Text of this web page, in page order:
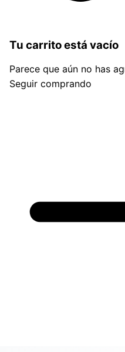
Tu carrito está vacío
Parece que aún no has
Seguir comprando